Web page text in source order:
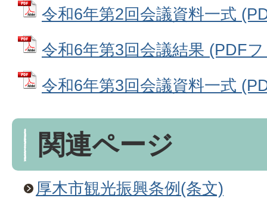
令和6年第2回会議資料一式
令和6年第3回会議結果 (PDF
令和6年第3回会議資料一式
関連ページ
厚木市観光振興条例(条文)